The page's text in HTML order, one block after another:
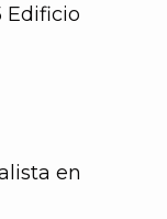
Edificio
en